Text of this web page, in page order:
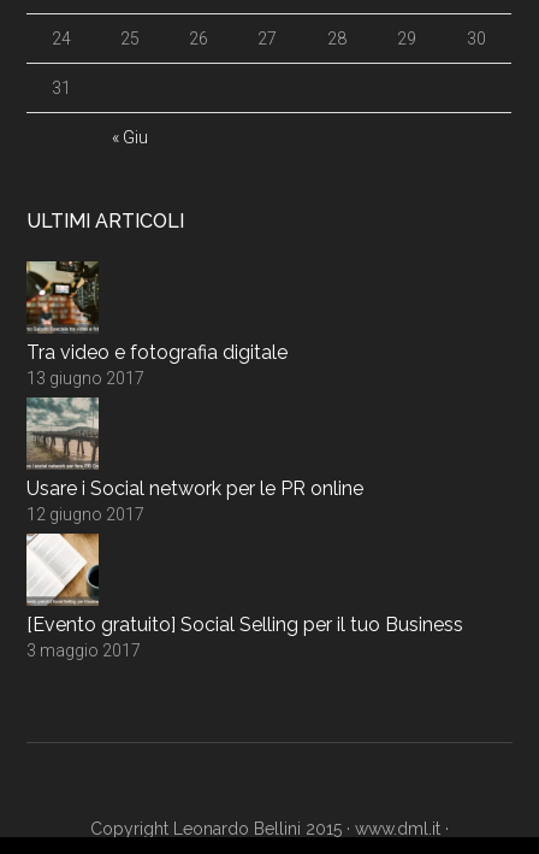
« Giu
24 25 26 27 28 29 30
31
ULTIMI ARTICOLI
Tra video e fotografia digitale
13 giugno 2017
Usare i Social network per le PR online
12 giugno 2017
[Evento gratuito] Social Selling per il tuo Business
3 maggio 2017
Copyright Leonardo Bellini 2015 · www.dml.it ·